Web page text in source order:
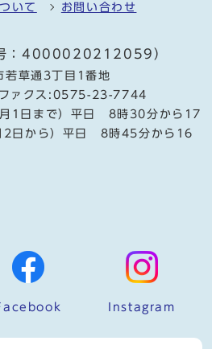
いて お問い合わせ
号：4000020212059）
草通3丁目1番地
ァクス:0575-23-7744
1日まで）平日 8時30分から17
2日から）平日 8時45分から16
Instagram